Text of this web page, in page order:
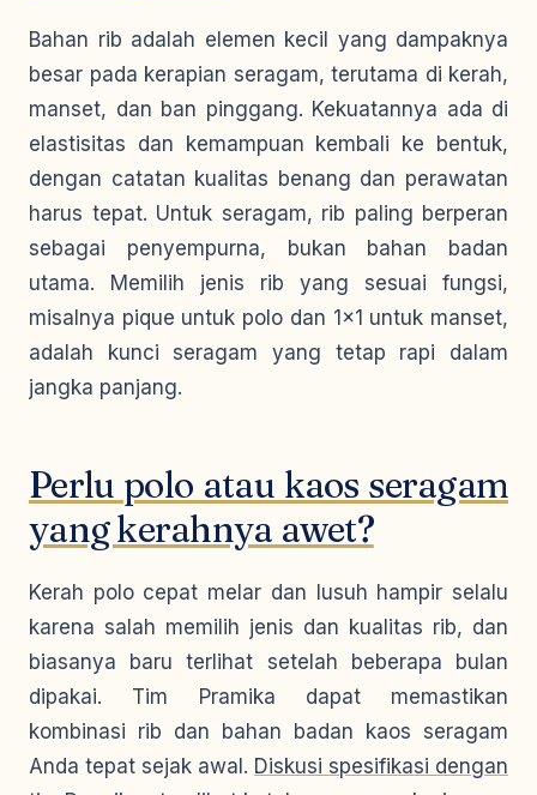
Bahan rib adalah elemen kecil yang dampaknya
besar pada kerapian seragam, terutama di kerah,
manset, dan ban pinggang. Kekuatannya ada di
elastisitas dan kemampuan kembali ke bentuk,
dengan catatan kualitas benang dan perawatan
harus tepat. Untuk seragam, rib paling berperan
sebagai penyempurna, bukan bahan badan
utama. Memilih jenis rib yang sesuai fungsi,
misalnya pique untuk polo dan 1×1 untuk manset,
adalah kunci seragam yang tetap rapi dalam
jangka panjang.
Perlu polo atau kaos seragam
yang kerahnya awet?
Kerah polo cepat melar dan lusuh hampir selalu
karena salah memilih jenis dan kualitas rib, dan
biasanya baru terlihat setelah beberapa bulan
dipakai. Tim Pramika dapat memastikan
kombinasi rib dan bahan badan kaos seragam
Anda tepat sejak awal. Diskusi spesifikasi dengan